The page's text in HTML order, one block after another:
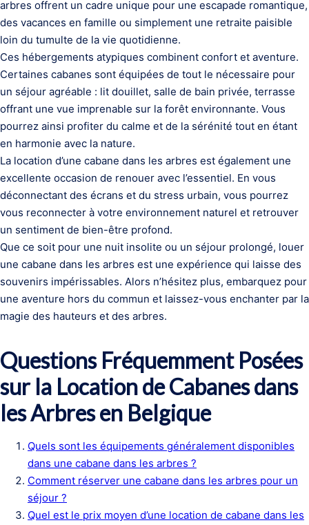
arbres offrent un cadre unique pour une escapade romantique,
des vacances en famille ou simplement une retraite paisible
loin du tumulte de la vie quotidienne.
Ces hébergements atypiques combinent confort et aventure.
Certaines cabanes sont équipées de tout le nécessaire pour
un séjour agréable : lit douillet, salle de bain privée, terrasse
offrant une vue imprenable sur la forêt environnante. Vous
pourrez ainsi profiter du calme et de la sérénité tout en étant
en harmonie avec la nature.
La location d’une cabane dans les arbres est également une
excellente occasion de renouer avec l’essentiel. En vous
déconnectant des écrans et du stress urbain, vous pourrez
vous reconnecter à votre environnement naturel et retrouver
un sentiment de bien-être profond.
Que ce soit pour une nuit insolite ou un séjour prolongé, louer
une cabane dans les arbres est une expérience qui laisse des
souvenirs impérissables. Alors n’hésitez plus, embarquez pour
une aventure hors du commun et laissez-vous enchanter par la
magie des hauteurs et des arbres.
Questions Fréquemment Posées
sur la Location de Cabanes dans
les Arbres en Belgique
Quels sont les équipements généralement disponibles
dans une cabane dans les arbres ?
Comment réserver une cabane dans les arbres pour un
séjour ?
Quel est le prix moyen d’une location de cabane dans les